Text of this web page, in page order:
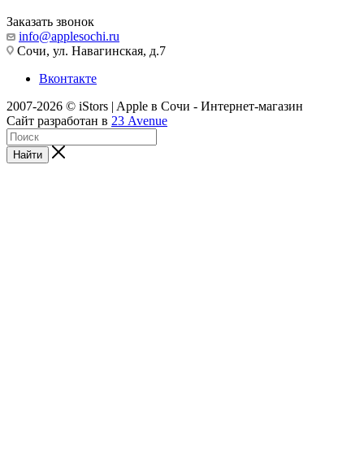
Заказать звонок
info@applesochi.ru
Сочи, ул. Навагинская, д.7
Вконтакте
2007-2026 © iStors | Apple в Сочи - Интернет-магазин
Сайт разработан в 23 Avenue
Найти